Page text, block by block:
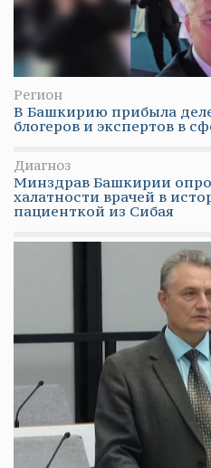
Регион
В Башкирию прибыла
блогеров и экспертов в
Диагноз
Минздрав Башкирии
халатности врачей в
пациенткой из Сибая